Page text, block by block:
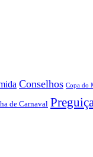
Conselhos Copa do
de Carnaval